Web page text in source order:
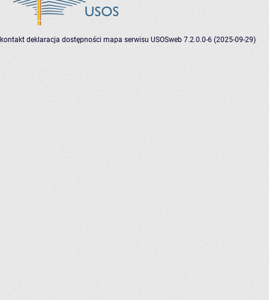
kontakt deklaracja dostępności mapa serwisu USOSweb 7.2.0.0-6 (2025-09-29)